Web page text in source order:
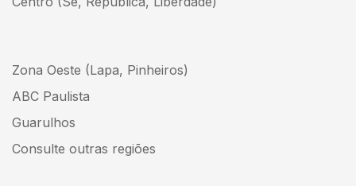
Zona Oeste (Lapa, Pinheiros)
ABC Paulista
Guarulhos
Consulte outras regiões